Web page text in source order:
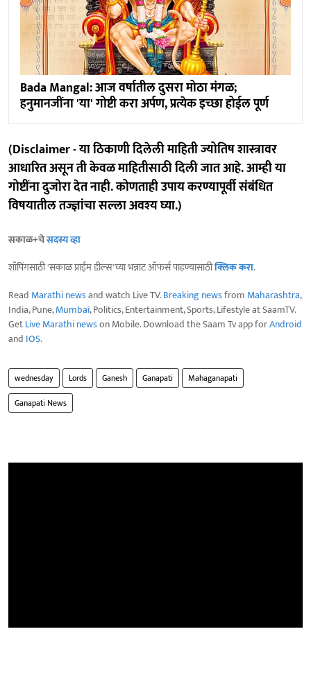
Bada Mangal: आज वर्षातील दुसरा मोठा मंगळ;
हनुमानजींना 'या' गोष्टी करा अर्पण, प्रत्येक इच्छा होईल पूर्ण
(Disclaimer - या ठिकाणी दिलेली माहिती ज्योतिष शास्त्रावर
आधारित असून ती केवळ माहितीसाठी दिली जात आहे. आम्ही या
गोष्टींना दुजोरा देत नाही. कोणताही उपाय करण्यापूर्वी संबंधित
विषयातील तज्ज्ञांचा सल्ला अवश्य घ्या.)
सकाळ+चेसदस्य व्हा
शॉपिंगसाठी 'सकाळ प्राईम डील्स'च्या भन्नाट ऑफर्स पाहण्यासाठीक्लिक करा.
Read Marathi newsand watch Live TV.Breaking newsfrom Maharashtra,
India, Pune,Mumbai, Politics, Entertainment, Sports, Lifestyle at SaamTV.
GetLive Marathi newson Mobile. Download the Saam Tv app forAndroid
and IOS.
wednesday Lords Ganesh Ganapati
Mahaganapati
Ganapati News